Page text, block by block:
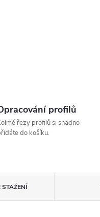
profilů
řezy profilů si snadno
do košíku.
STAŽENÍ